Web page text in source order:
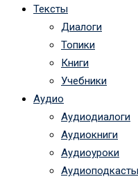
Тексты
Диалоги
Топики
Книги
Учебники
Аудио
Аудиодиалоги
Аудиокниги
Аудиоуроки
Аудиоподкасты